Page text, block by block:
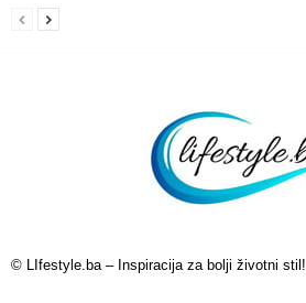
© LIfestyle.ba – Inspiracija za bolji životni stil!